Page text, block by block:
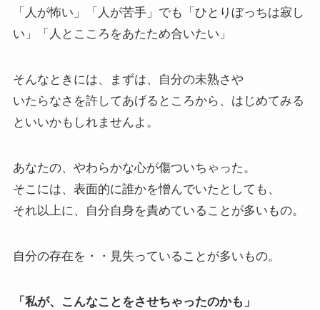
「人が怖い」「人が苦手」でも「ひとりぼっちは寂し
い」「人とこころをあたため合いたい」
そんなときには、まずは、自分の未熟さや
いたらなさを許してあげるところから、はじめてみる
といいかもしれませんよ。
あなたの、やわらかな心が傷ついちゃった。
そこには、表面的に誰かを憎んでいたとしても、
それ以上に、自分自身を責めていることが多いもの。
自分の存在を・・見失っていることが多いもの。
「私が、こんなことをさせちゃったのかも」